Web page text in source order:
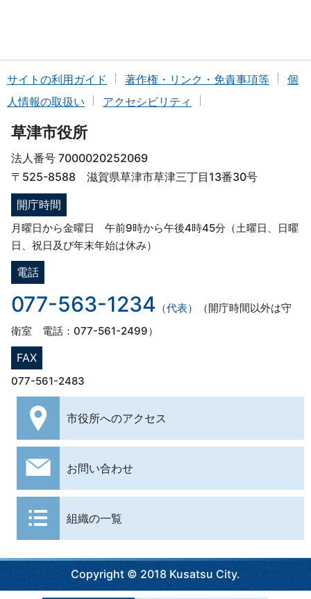
サイトの利用ガイド 著作権・リンク・免責事項等
個
人情報の取扱い
アクセシビリティ
草津市役所
法人番号 7000020252069
〒525-8588 滋賀県草津市草津三丁目13番30号
開庁時間
月曜日から金曜日 午前9時から午後4時45分（土曜日、日曜
日、祝日及び年末年始は休み）
電話
077-563-1234 （代表）
（開庁時間以外は守
衛室 電話：077-561-2499）
FAX
077-561-2483
市役所へのアクセス
お問い合わせ
組織の一覧
Copyright © 2018 Kusatsu City.